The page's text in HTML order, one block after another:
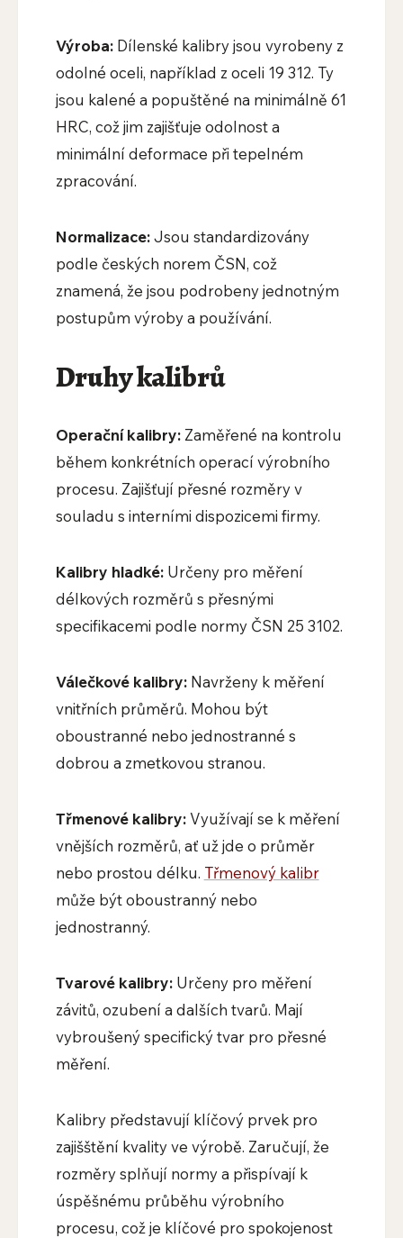
Výroba:Dílenské kalibry jsou vyrobeny z
odolné oceli, například z oceli 19 312. Ty
jsou kalené a popuštěné na minimálně 61
HRC, což jim zajišťuje odolnost a
minimální deformace při tepelném
zpracování.
Normalizace:Jsou standardizovány
podle českých norem ČSN, což
znamená, že jsou podrobeny jednotným
postupům výroby a používání.
Druhy kalibrů
Operační kalibry:Zaměřené na kontrolu
během konkrétních operací výrobního
procesu. Zajišťují přesné rozměry v
souladu s interními dispozicemi firmy.
Kalibry hladké:Určeny pro měření
délkových rozměrů s přesnými
specifikacemi podle normy ČSN 25 3102.
Válečkové kalibry:Navrženy k měření
vnitřních průměrů. Mohou být
oboustranné nebo jednostranné s
dobrou a zmetkovou stranou.
Třmenové kalibry:Využívají se k měření
vnějších rozměrů, ať už jde o průměr
nebo prostou délku. Třmenový kalibr
může být oboustranný nebo
jednostranný.
Tvarové kalibry:Určeny pro měření
závitů, ozubení a dalších tvarů. Mají
vybroušený specifický tvar pro přesné
měření.
Kalibry představují klíčový prvek pro
zajišštění kvality ve výrobě. Zaručují, že
rozměry splňují normy a přispívají k
úspěšnému průběhu výrobního
procesu, což je klíčové pro spokojenost